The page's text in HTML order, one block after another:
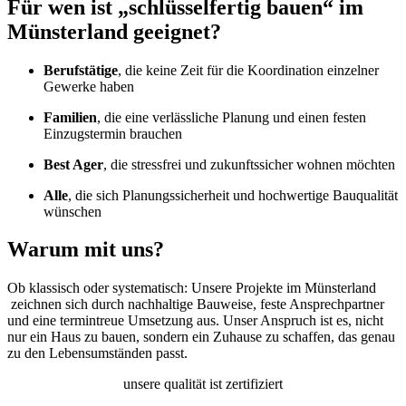
Für wen ist „schlüsselfertig bauen“ im
Münsterland geeignet?
Berufstätige, die keine Zeit für die Koordination einzelner
Gewerke haben
Familien, die eine verlässliche Planung und einen festen
Einzugstermin brauchen
Best Ager, die stressfrei und zukunftssicher wohnen möchten
Alle, die sich Planungssicherheit und hochwertige Bauqualität
wünschen
Warum mit uns?
Ob klassisch oder systematisch: Unsere Projekte im Münsterland
zeichnen sich durch nachhaltige Bauweise, feste Ansprechpartner
und eine termintreue Umsetzung aus. Unser Anspruch ist es, nicht
nur ein Haus zu bauen, sondern ein Zuhause zu schaffen, das genau
zu den Lebensumständen passt.
unsere qualität ist zertifiziert